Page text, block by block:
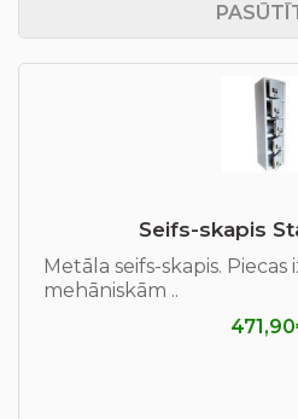
Seifs-skapis
Metāla seifs-skapis.
mehāniskām ..